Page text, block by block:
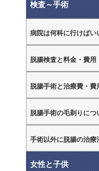
検査～手術
病院は何科に行けばい
脱腸検査と料金・費用
脱腸手術と治療費・費
脱腸手術の毛剃りにつ
手術以外に脱腸の治療
女性と子供